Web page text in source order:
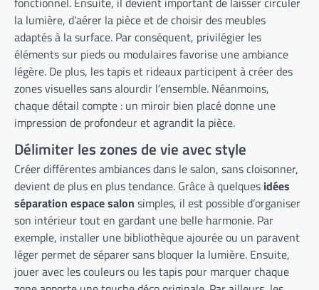
la lumière, d’aérer la pièce et de choisir des meubles
adaptés à la surface. Par conséquent, privilégier les
éléments sur pieds ou modulaires favorise une ambiance
légère. De plus, les tapis et rideaux participent à créer des
zones visuelles sans alourdir l’ensemble. Néanmoins,
chaque détail compte : un miroir bien placé donne une
impression de profondeur et agrandit la pièce.
Délimiter les zones de vie avec style
Créer différentes ambiances dans le salon, sans cloisonner,
devient de plus en plus tendance. Grâce à quelques idées
séparation espace salon simples, il est possible d’organiser
son intérieur tout en gardant une belle harmonie. Par
exemple, installer une bibliothèque ajourée ou un paravent
léger permet de séparer sans bloquer la lumière. Ensuite,
jouer avec les couleurs ou les tapis pour marquer chaque